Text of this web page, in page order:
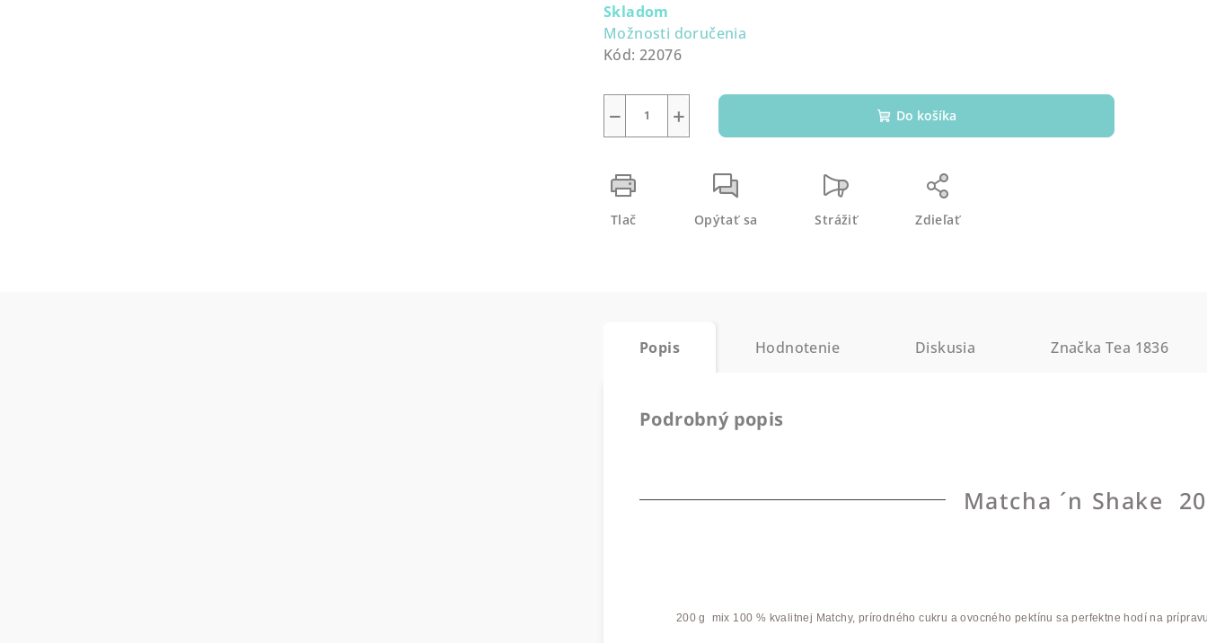
Skladom
Možnosti doručenia
Kód: 22076
+
− Do košíka
Tlač Opýtať sa Strážiť Zdieľať
Popis Hodnotenie Diskusia Značka Tea 1836
Podrobný popis
Matcha ´n Shake
200 g mix 100 % kvalitnej Matchy, prírodného cukru a ovocného pektínu sa perfektne hodí na